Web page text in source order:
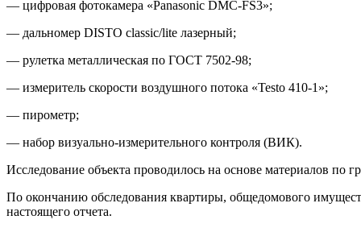
— цифровая фотокамера «Panasonic DMC-FS3»;
— дальномер DISTO classic/lite лазерный;
— рулетка металлическая по ГОСТ 7502-98;
— измеритель скорости воздушного потока «Testo 410-1»;
— пирометр;
— набор визуально-измерительного контроля (ВИК).
Исследование объекта проводилось на основе материалов по
По окончанию обследования квартиры, общедомового
настоящего отчета.